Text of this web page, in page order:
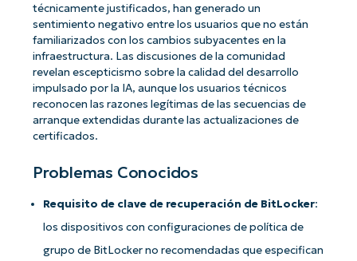
técnicamente justificados, han generado un
sentimiento negativo entre los usuarios que no están
familiarizados con los cambios subyacentes en la
infraestructura. Las discusiones de la comunidad
revelan escepticismo sobre la calidad del desarrollo
impulsado por la IA, aunque los usuarios técnicos
reconocen las razones legítimas de las secuencias de
arranque extendidas durante las actualizaciones de
certificados.
Problemas Conocidos
Requisito de clave de recuperación de BitLocker:
los dispositivos con configuraciones de política de
grupo de BitLocker no recomendadas que especifican